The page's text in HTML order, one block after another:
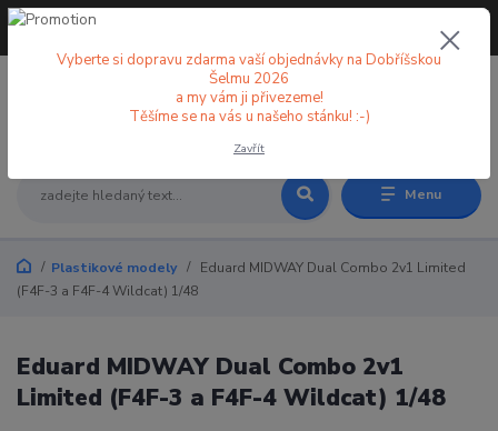
Menu
+420 773 998 582
Plastikové modely
Eduard MIDWAY Dual Combo 2v1 Limited
(F4F-3 a F4F-4 Wildcat) 1/48
Eduard MIDWAY Dual Combo 2v1
Limited (F4F-3 a F4F-4 Wildcat) 1/48
Vyberte si dopravu zdarma vaší objednávky na Dobříšskou
Šelmu 2026
a my vám ji přivezeme!
Těšíme se na vás u našeho stánku! :-)
Zavřít